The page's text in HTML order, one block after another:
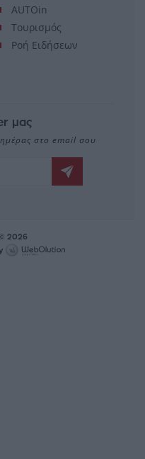
AUTOin
Τουρισμός
Ροή Ειδήσεων
μας
ημέρας στο email σου
2026